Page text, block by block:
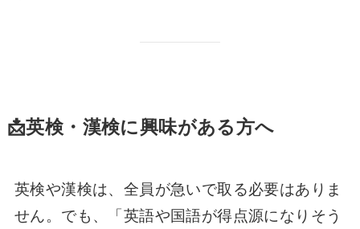
📩英検・漢検に興味がある方へ
英検や漢検は、全員が急いで取る必要はありま
せん。でも、「英語や国語が得点源になりそう